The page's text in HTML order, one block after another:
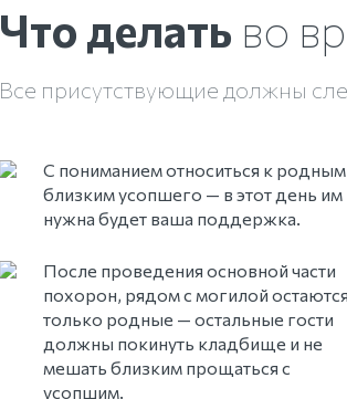
Что делать во
Все присутствующие должны
С пониманием относиться к родным
близким усопшего — в этот день им
нужна будет ваша поддержка.
После проведения основной части
похорон, рядом с могилой остаются
только родные — остальные гости
должны покинуть кладбище и не
мешать близким прощаться с
усопшим.